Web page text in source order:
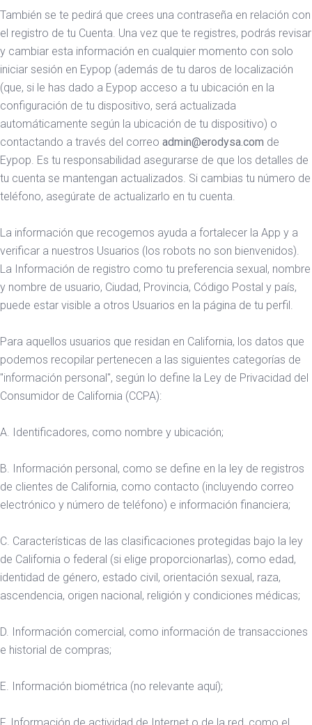
También se te pedirá que crees una contraseña en relación con
el registro de tu Cuenta. Una vez que te registres, podrás revisar
y cambiar esta información en cualquier momento con solo
iniciar sesión en Eypop (además de tu daros de localización
(que, si le has dado a Eypop acceso a tu ubicación en la
configuración de tu dispositivo, será actualizada
automáticamente según la ubicación de tu dispositivo) o
contactando a través del correo admin@erodysa.com de
Eypop. Es tu responsabilidad asegurarse de que los detalles de
tu cuenta se mantengan actualizados. Si cambias tu número de
teléfono, asegúrate de actualizarlo en tu cuenta.
La información que recogemos ayuda a fortalecer la App y a
verificar a nuestros Usuarios (los robots no son bienvenidos).
La Información de registro como tu preferencia sexual, nombre
y nombre de usuario, Ciudad, Provincia, Código Postal y país,
puede estar visible a otros Usuarios en la página de tu perfil.
Para aquellos usuarios que residan en California, los datos que
podemos recopilar pertenecen a las siguientes categorías de
"información personal", según lo define la Ley de Privacidad del
Consumidor de California (CCPA):
A. Identificadores, como nombre y ubicación;
B. Información personal, como se define en la ley de registros
de clientes de California, como contacto (incluyendo correo
electrónico y número de teléfono) e información financiera;
C. Características de las clasificaciones protegidas bajo la ley
de California o federal (si elige proporcionarlas), como edad,
identidad de género, estado civil, orientación sexual, raza,
ascendencia, origen nacional, religión y condiciones médicas;
D. Información comercial, como información de transacciones
e historial de compras;
E. Información biométrica (no relevante aquí);
F. Información de actividad de Internet o de la red, como el